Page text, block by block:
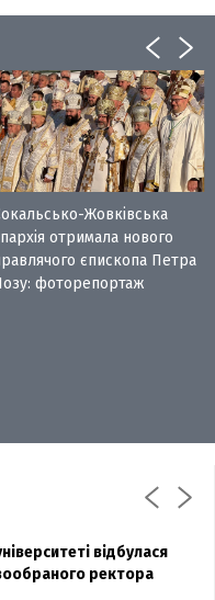
Жовківська
отримала нового
єпископа Петра
фоторепортаж
притуплює біль»:
Діанов вдруге
фото з весілля
відбулася
ректора